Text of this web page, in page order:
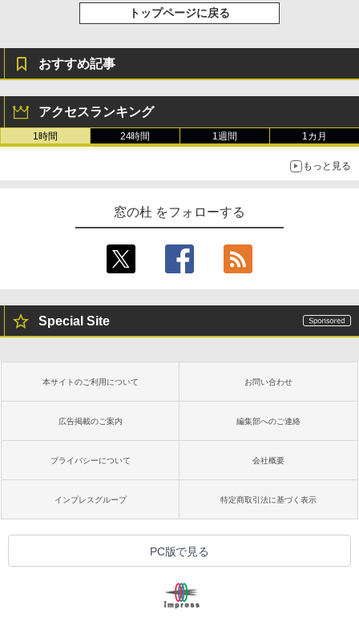
￥31,980
レージ、ノート機能搭載、明るさ自動調
整、色調調節ライト、プレミアムペン付
き、グラファイト
￥115,980
トップページに戻る
おすすめ記事
アクセスランキング
1時間 24時間 1週間 1カ月
もっと見る
窓の杜 をフォローする
Special Site
本サイトのご利用について お問い合わせ
広告掲載のご案内 編集部へのご連絡
プライバシーについて 会社概要
インプレスグループ 特定商取引法に基づく表示
PC版で見る